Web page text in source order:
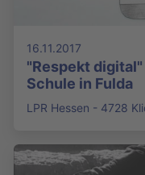
16.11.2017
"Respekt
Schule in Fulda
LPR Hessen - 4728